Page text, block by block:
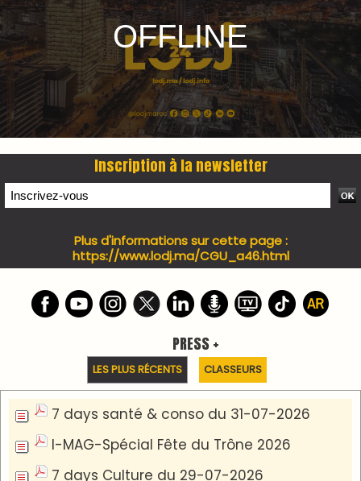
LES PLUS RÉCENTS CLASSEURS
7 days santé & conso du 31-07-2026
I-MAG-Spécial Fête du Trône 2026
7 days Culture du 29-07-2026
7 days Auto-Moto du 27-07-2026
PODCAST +
LES PLUS RÉCENTS CLASSEURS
Podcast I-Week-N°137 du 26-07-2026
Podcast Eco-Business du 20-07-2026
Podcast IA-MAG-07 du 22-07-2026
Podcast I-Week N°136-19-07-2026
Podcast I-débats N31 du 18-07-2026